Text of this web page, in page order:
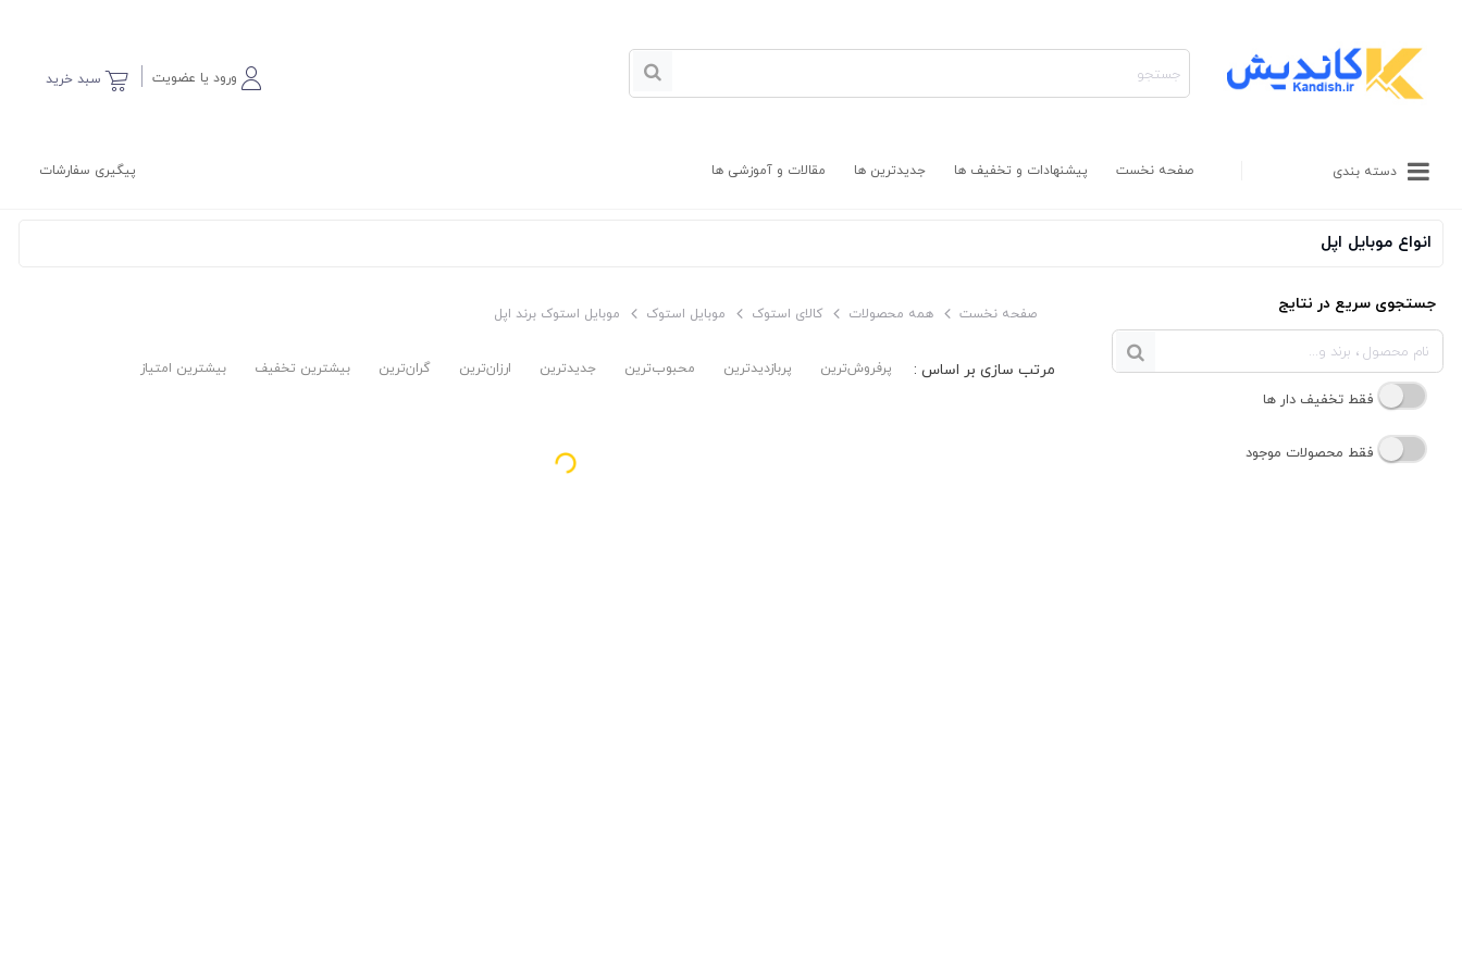
سبد خرید ورود یا عضویت
دسته بندی صفحه نخست پیشنهادات و تخفیف ها جدیدترین ها مقالات و آموزشی ها پیگیری سفارشات
انواع موبایل اپل
جستجوی سریع در نتایج صفحه نخست همه محصولات کالای استوک موبایل استوک موبایل استوک برند اپل
پرفروش‌ترین‌ پربازدیدترین محبوب‌ترین جدیدترین ارزان‌ترین گران‌ترین بیشترین تخفیف بیشترین امتیاز